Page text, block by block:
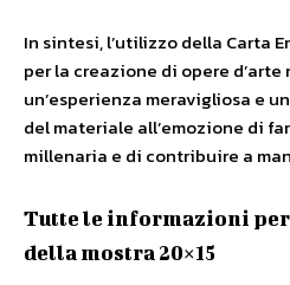
In sintesi, l’utilizzo della Carta
per la creazione di opere d’arte
un’esperienza meravigliosa e
del materiale all’emozione di
millenaria e di contribuire a
Tutte le informazioni
della mostra 20×15